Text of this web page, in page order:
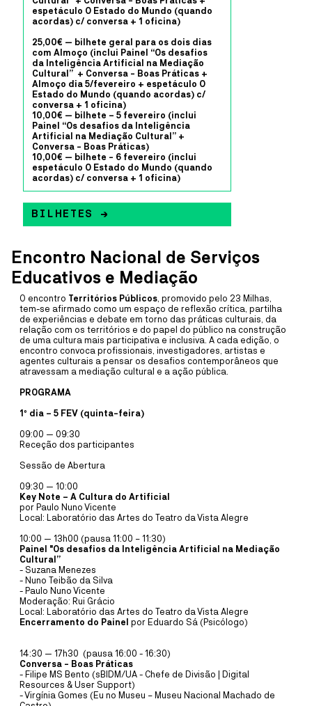
espetáculo O Estado do Mundo (quando
acordas) c/ conversa+ 1 oficina)
25,00€ — bilhete geral para os dois dias
com Almoço (inclui Painel “Os desafios
da Inteligência Artificial na Mediação
Cultural”+ Conversa - Boas Práticas+
Almoço dia 5/fevereiro + espetáculo O
Estado do Mundo (quando acordas) c/
conversa+ 1 oficina)
10,00€ — bilhete – 5 fevereiro (inclui
Painel “Os desafios da Inteligência
Artificial na Mediação Cultural”+
Conversa - Boas Práticas)
10,00€ — bilhete - 6 fevereiro (inclui
espetáculo O Estado do Mundo (quando
acordas) c/ conversa+ 1 oficina)
BILHETES →
Encontro Nacional de Serviços
Educativos e Mediação
O encontro Territórios Públicos, promovido pelo 23 Milhas,
tem-se afirmado como um espaço de reflexão crítica, partilha
de experiências e debate em torno das práticas culturais, da
relação com os territórios e do papel do público na construção
de uma cultura mais participativa e inclusiva. A cada edição, o
encontro convoca profissionais, investigadores, artistas e
agentes culturais a pensar os desafios contemporâneos que
atravessam a mediação cultural e a ação pública.
PROGRAMA
1º dia – 5 FEV (quinta-feira)
09:00 — 09:30
Receção dos participantes
Sessão de Abertura
09:30 — 10:00
Key Note – A Cultura do Artificial
por Paulo Nuno Vicente
Local: Laboratório das Artes do Teatro da Vista Alegre
10:00 — 13h00 (pausa 11:00 – 11:30)
Painel "Os desafios da Inteligência Artificial na Mediação
Cultural”
- Suzana Menezes
- Nuno Teibão da Silva
- Paulo Nuno Vicente
Moderação: Rui Grácio
Local: Laboratório das Artes do Teatro da Vista Alegre
Encerramento do Painelpor Eduardo Sá (Psicólogo)
14:30 — 17h30 (pausa 16:00 - 16:30)
Conversa - Boas Práticas
- Filipe MS Bento (sBIDM/UA - Chefe de Divisão | Digital
Resources & User Support)
- Virgínia Gomes (Eu no Museu – Museu Nacional Machado de
A ~vaga é um coletivo artístico multidisciplinar, dedicado
predominantemente ao som, à música e ao vídeo, formado por
residentes do território da Ria de Aveiro – da Barra, da Costa Nova e
MAIS
CAIS CRIATIVO
DANÇA
20 JUL A 13 SET
CRIAÇÃO COMPANHIA
DANÇA 2026
MAIS
PLANTEIA
OFICINA
19 JUL 10:30
OFICINA DE PINTURA COM
ELEMENTOS NATURAIS
PLANTEIA EM FAMÍLIA
O Planteia está repleto de cores, formas e texturas escondidas à
espera de serem descobertas. A partir de um percurso de
MÚSICA
25 SET 21:30
MIGUEL GAMEIRO & PÓLO
NORTE
CONCERTO SOLIDÁRIO ANTIGOS
Os Pólo Norte são uma daquelas bandas que, mesmo quando
achamos que não conhecemos, conhecemos. As canções ficaram
nas nossas cabeças há muitos anos, mas é nas salas, nos teatros e
auditórios que se revelam na sua verdadeira essência.